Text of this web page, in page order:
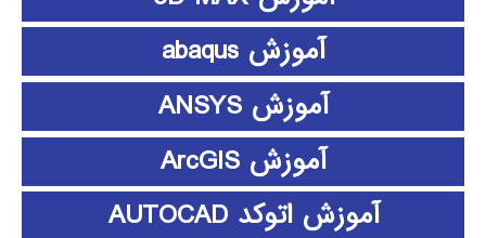
آموزش abaqus
آموزش ANSYS
آموزش ArcGIS
آموزش اتوکد AUTOCAD